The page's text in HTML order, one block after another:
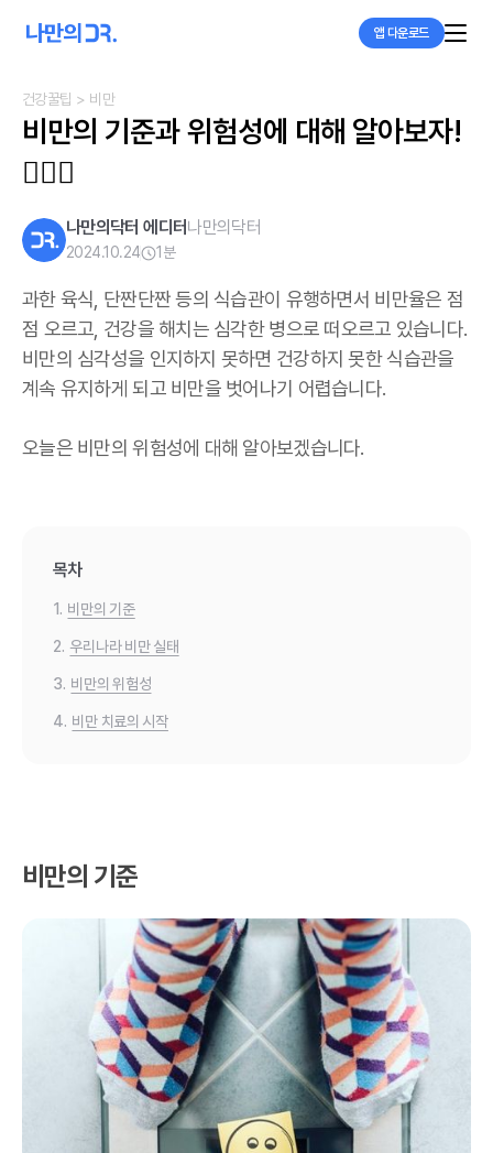
앱 다운로드
건강꿀팁 > 비만
비만의 기준과 위험성에 대해 알아보자!
👨🏻‍⚕️
나만의닥터 에디터나만의닥터
2024.10.24 1 분
과한 육식 단짠단짠 등의 식습관이 유행하면서 비만율은 점
점 오르고 건강을 해치는 심각한 병으로 떠오르고 있습니다.
비만의 심각성을 인지하지 못하면 건강하지 못한 식습관을
계속 유지하게 되고 비만을 벗어나기 어렵습니다.
오늘은 비만의 위험성에 대해 알아보겠습니다.
목차
1. 비만의 기준
2. 우리나라 비만 실태
3. 비만의 위험성
4. 비만 치료의 시작
비만의 기준